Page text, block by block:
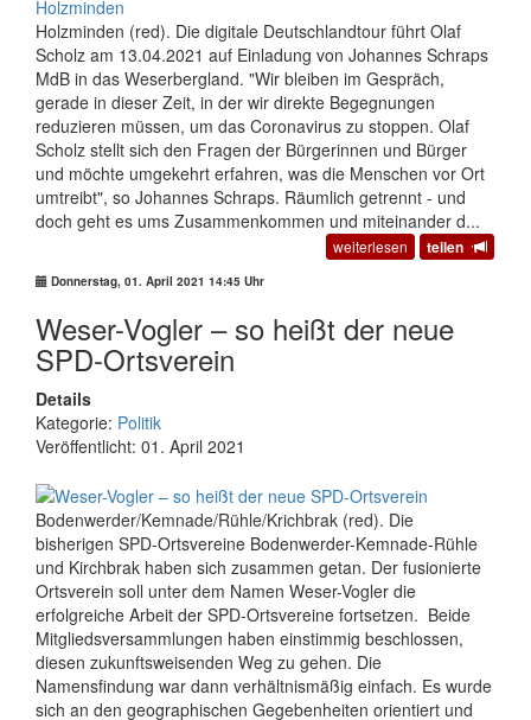
Holzminden (red). Die digitale Deutschlandtour führt Olaf
Scholz am 13.04.2021 auf Einladung von Johannes Schraps
MdB in das Weserbergland. "Wir bleiben im Gespräch,
gerade in dieser Zeit, in der wir direkte Begegnungen
reduzieren müssen, um das Coronavirus zu stoppen. Olaf
Scholz stellt sich den Fragen der Bürgerinnen und Bürger
und möchte umgekehrt erfahren, was die Menschen vor Ort
umtreibt", so Johannes Schraps. Räumlich getrennt - und
doch geht es ums Zusammenkommen und miteinander d...
weiterlesen teilen
Donnerstag, 01. April 2021 14:45 Uhr
Weser-Vogler – so heißt der neue
SPD-Ortsverein
Details
Kategorie: Politik
Veröffentlicht: 01. April 2021
Bodenwerder/Kemnade/Rühle/Krichbrak (red). Die
bisherigen SPD-Ortsvereine Bodenwerder-Kemnade-Rühle
und Kirchbrak haben sich zusammen getan. Der fusionierte
Ortsverein soll unter dem Namen Weser-Vogler die
erfolgreiche Arbeit der SPD-Ortsvereine fortsetzen. Beide
Mitgliedsversammlungen haben einstimmig beschlossen,
diesen zukunftsweisenden Weg zu gehen. Die
Namensfindung war dann verhältnismäßig einfach. Es wurde
sich an den geographischen Gegebenheiten orientiert und